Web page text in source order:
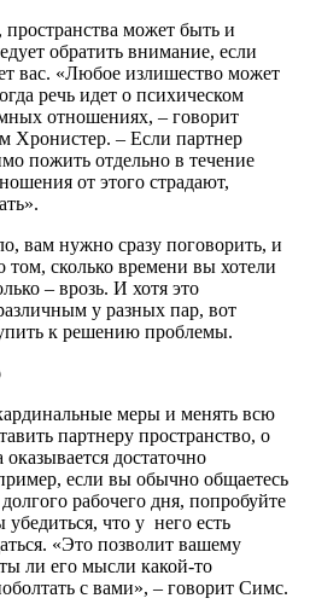
может быть и
обратить внимание, если
вас. «Любое излишество может
речь идет о психическом
отношениях, – говорит
Хронистер. – Если партнер
пожить отдельно в течение
от этого страдают,
вам нужно сразу поговорить, и
сколько времени вы хотели
– врозь. И хотя это
у разных пар, вот
к решению проблемы.
меры и менять всю
партнеру пространство, о
достаточно
если вы обычно общаетесь
рабочего дня, попробуйте
убедиться, что у него есть
«Это позволит вашему
ли его мысли какой-то
с вами», – говорит Симс.